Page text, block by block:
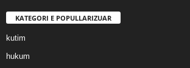
KATEGORI E POPULLARIZUAR
kutim
hukum